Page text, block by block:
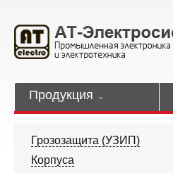
Продукция
Грозозащита (УЗИП)
Корпуса